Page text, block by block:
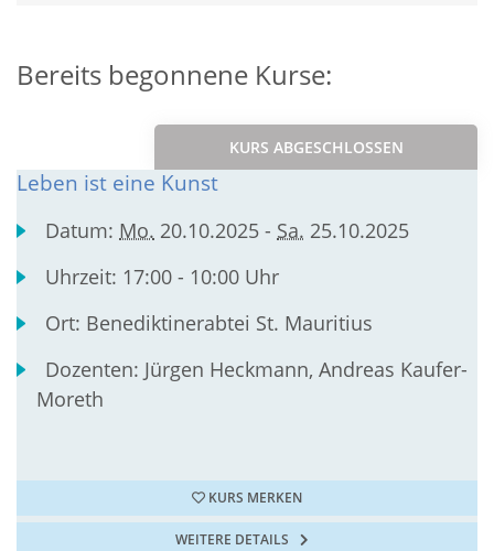
Bereits begonnene Kurse:
KURS ABGESCHLOSSEN
Leben ist eine Kunst
Datum: Mo. 20.10.2025 - Sa. 25.10.2025
Uhrzeit: 17:00 - 10:00 Uhr
Ort: Benediktinerabtei St. Mauritius
Dozenten: Jürgen Heckmann, Andreas Kaufer-
Moreth
KURS MERKEN
WEITERE DETAILS